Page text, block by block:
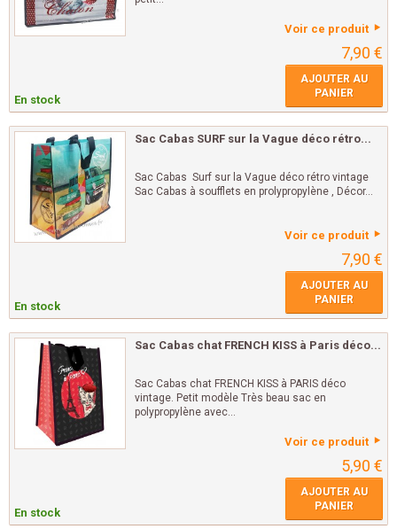
Voir ce produit
7,90 €
En stock
AJOUTER AU
PANIER
Sac Cabas SURF sur la Vague déco rétro...
Sac Cabas Surf sur la Vague déco rétro vintage
Sac Cabas à soufflets en prolypropylène , Décor...
Voir ce produit
7,90 €
En stock
AJOUTER AU
PANIER
Sac Cabas chat FRENCH KISS à Paris déco...
Sac Cabas chat FRENCH KISS à PARIS déco
vintage. Petit modèle Très beau sac en
polypropylène avec...
Voir ce produit
5,90 €
En stock
AJOUTER AU
PANIER